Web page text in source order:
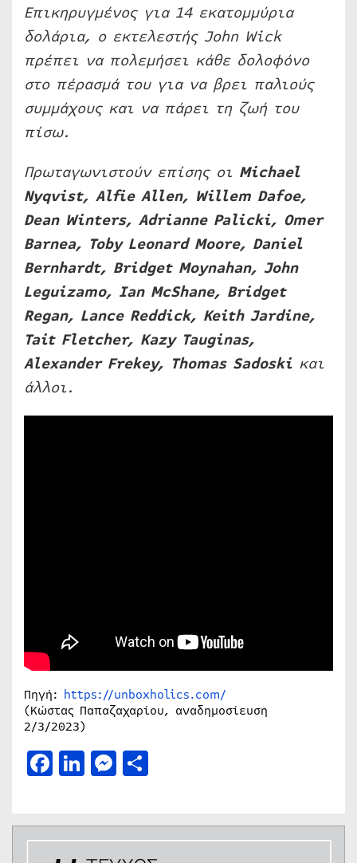
Επικηρυγμένος για 14 εκατομμύρια
δολάρια, ο εκτελεστής John Wick
πρέπει να πολεμήσει κάθε δολοφόνο
στο πέρασμά του για να βρει παλιούς
συμμάχους και να πάρει τη ζωή του
πίσω.
Πρωταγωνιστούν επίσης οι Michael
Nyqvist, Alfie Allen, Willem Dafoe,
Dean Winters, Adrianne Palicki, Omer
Barnea, Toby Leonard Moore, Daniel
Bernhardt, Bridget Moynahan, John
Leguizamo, Ian McShane, Bridget
Regan, Lance Reddick, Keith Jardine,
Tait Fletcher, Kazy Tauginas,
Alexander Frekey, Thomas Sadoski και
άλλοι.
Πηγή: https://unboxholics.com/
(Κώστας Παπαζαχαρίου, αναδημοσίευση
2/3/2023)
Facebook
LinkedIn
Messenger